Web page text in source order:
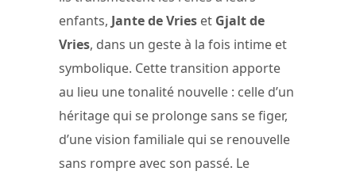
enfants, Jante de Vries et Gjalt de
Vries, dans un geste à la fois intime et
symbolique. Cette transition apporte
au lieu une tonalité nouvelle : celle d’un
héritage qui se prolonge sans se figer,
d’une vision familiale qui se renouvelle
sans rompre avec son passé. Le